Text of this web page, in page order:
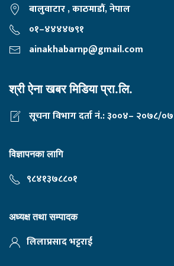
बालुवाटार , काठमाडौं, नेपाल
०१–४४४४७९१
ainakhabarnp@gmail.com
श्री ऐना खबर मिडिया प्रा.लि.
सूचना विभाग दर्ता नं.: ३००४– २०७८/
विज्ञापनका लागि
९८४१३७८८०१
अध्यक्ष तथा सम्पादक
लिलाप्रसाद भट्टराई